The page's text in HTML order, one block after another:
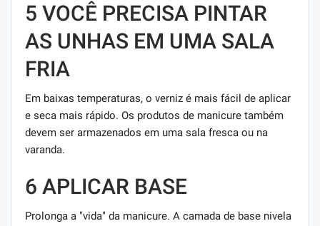
5 VOCÊ PRECISA PINTAR
AS UNHAS EM UMA SALA
FRIA
Em baixas temperaturas, o verniz é mais fácil de aplicar
e seca mais rápido. Os produtos de manicure também
devem ser armazenados em uma sala fresca ou na
varanda.
6 APLICAR BASE
Prolonga a "vida" da manicure. A camada de base nivela